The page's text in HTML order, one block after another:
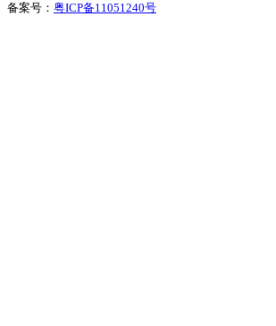
备案号： 粤ICP备11051240号